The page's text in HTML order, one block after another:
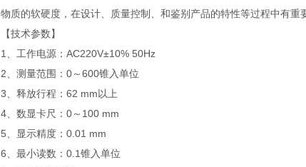
物质的软硬度，在设计、质量控制、和鉴别产品的特性等过程中有重
【技术参数】
1、工作电源：AC220V±10% 50Hz
2、测量范围：0～600锥入单位
3、释放行程：62 mm以上
4、数显卡尺：0～100 mm
5、显示精度：0.01 mm
6、最小读数：0.1锥入单位